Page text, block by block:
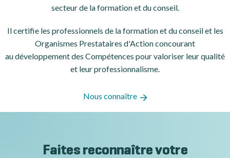
secteur de la formation et du conseil.
Il certifie les professionnels de la formation et du conseil et les
Organismes Prestataires d'Action concourant
au développement des Compétences pour valoriser leur qualité
et leur professionnalisme.
Nous connaître
Faites reconnaître votre